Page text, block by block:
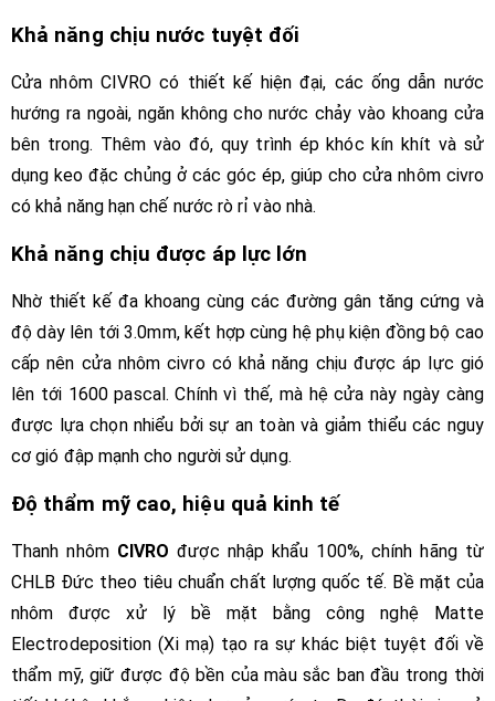
Khả năng chịu nước tuyệt đối
Cửa nhôm CIVRO có thiết kế hiện đại, các ống dẫn nước
hướng ra ngoài, ngăn không cho nước chảy vào khoang cửa
bên trong. Thêm vào đó, quy trình ép khóc kín khít và sử
dụng keo đặc chủng ở các góc ép, giúp cho cửa nhôm civro
có khả năng hạn chế nước rò rỉ vào nhà.
Khả năng chịu được áp lực lớn
Nhờ thiết kế đa khoang cùng các đường gân tăng cứng và
độ dày lên tới 3.0mm, kết hợp cùng hệ phụ kiện đồng bộ cao
cấp nên cửa nhôm civro có khả năng chịu được áp lực gió
lên tới 1600 pascal. Chính vì thế, mà hệ cửa này ngày càng
được lựa chọn nhiểu bởi sự an toàn và giảm thiểu các nguy
cơ gió đập mạnh cho người sử dụng.
Độ thẩm mỹ cao, hiệu quả kinh tế
Thanh nhôm CIVRO được nhập khẩu 100%, chính hãng từ
CHLB Đức theo tiêu chuẩn chất lượng quốc tế. Bề mặt của
nhôm được xử lý bề mặt bằng công nghệ Matte
Electrodeposition (Xi mạ) tạo ra sự khác biệt tuyệt đối về
thẩm mỹ, giữ được độ bền của màu sắc ban đầu trong thời